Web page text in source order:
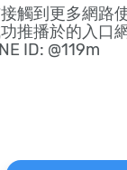
觸到更多網路
推播於的入口
ID: @119m